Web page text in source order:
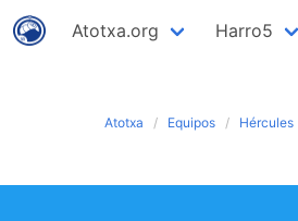
Atotxa.org Harro5
Atotxa Equipos Hércules